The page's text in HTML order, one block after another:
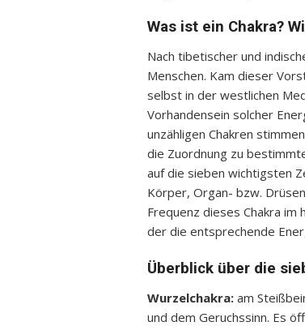
Was ist ein Chakra?
Nach tibetischer und
Menschen. Kam dieser
selbst in der westlichen
Vorhandensein solcher
unzähligen Chakren
die Zuordnung zu
auf die sieben wichtigsten
Körper, Organ- bzw.
Frequenz dieses Chakra
der die entsprechende
Überblick über die
Wurzelchakra: am
und dem Geruchssinn. Es